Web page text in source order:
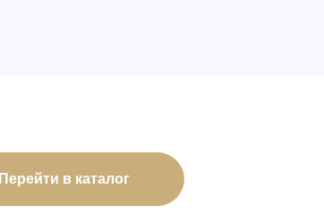
Перейти в каталог